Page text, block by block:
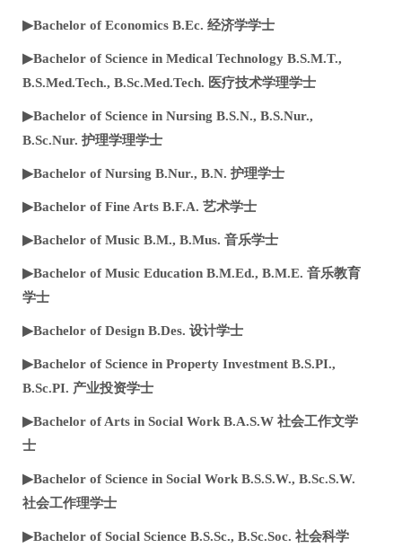
▶Bachelor of Economics B.Ec. 经济学学士
▶Bachelor of Science in Medical Technology B.S.M.T.,
B.S.Med.Tech., B.Sc.Med.Tech. 医疗技术学理学士
▶Bachelor of Science in Nursing B.S.N., B.S.Nur.,
B.Sc.Nur. 护理学理学士
▶Bachelor of Nursing B.Nur., B.N. 护理学士
▶Bachelor of Fine Arts B.F.A. 艺术学士
▶Bachelor of Music B.M., B.Mus. 音乐学士
▶Bachelor of Music Education B.M.Ed., B.M.E. 音乐教育
学士
▶Bachelor of Design B.Des. 设计学士
▶Bachelor of Science in Property Investment B.S.PI.,
B.Sc.PI. 产业投资学士
▶Bachelor of Arts in Social Work B.A.S.W 社会工作文学
士
▶Bachelor of Science in Social Work B.S.S.W., B.Sc.S.W.
社会工作理学士
▶Bachelor of Social Science B.S.Sc., B.Sc.Soc. 社会科学